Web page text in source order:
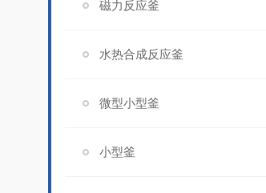
磁力反应釜
水热合成反应釜
微型小型釜
小型釜